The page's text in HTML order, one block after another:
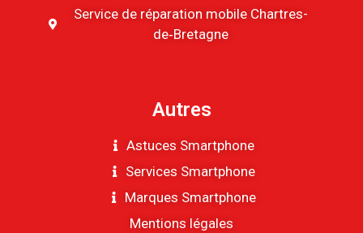
Service de réparation mobile Chartres-
de‑Bretagne
Autres
Astuces Smartphone
Services Smartphone
Marques Smartphone
Mentions légales